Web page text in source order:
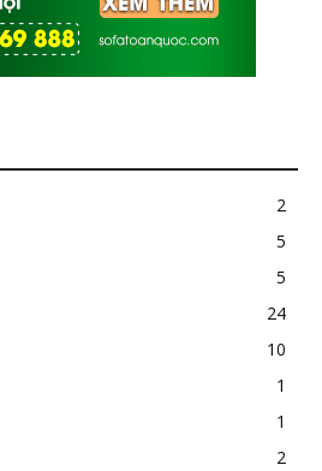
2
5
5
24
10
1
1
2